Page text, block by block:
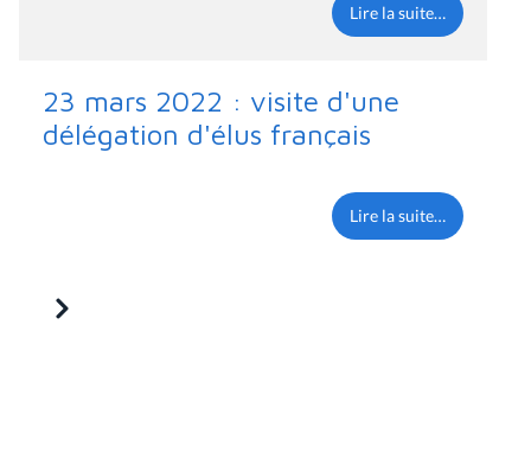
Lire la suite…
23 mars 2022 : visite d'une
délégation d'élus français
Lire la suite…